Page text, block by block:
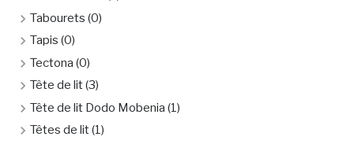
Tabourets (0)
Tapis (0)
Tectona (0)
Tête de lit(3)
Tête de lit Dodo Mobenia (1)
Têtes de lit(1)